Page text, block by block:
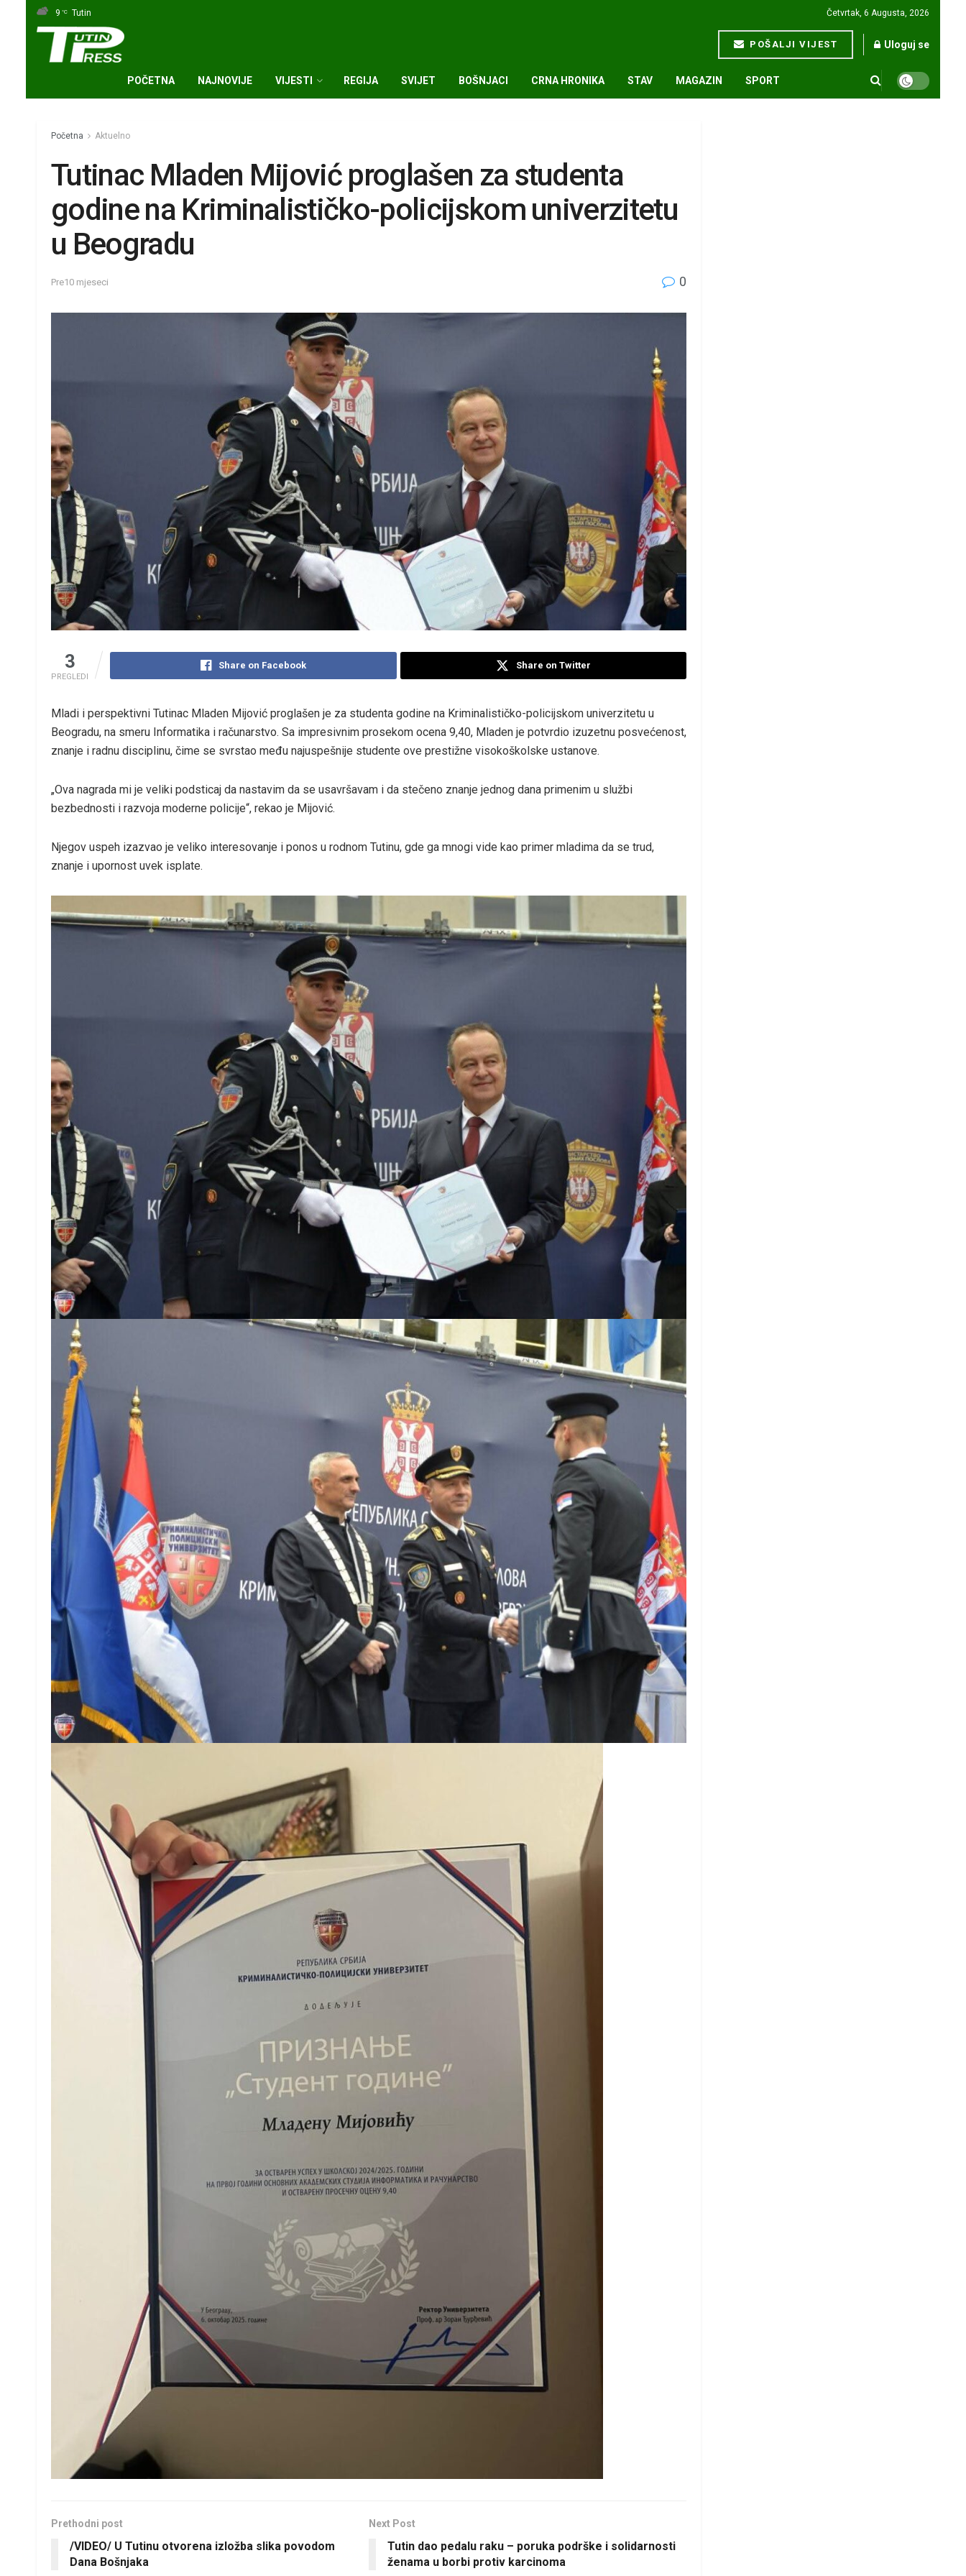
9 °C Tutin Četvrtak, 6 Augusta, 2026
POŠALJI VIJEST Uloguj se
POČETNA NAJNOVIJE VIJESTI REGIJA SVIJET BOŠNJACI CRNA HRONIKA STAV MAGAZIN SPORT
Početna Aktuelno
Tutinac Mladen Mijović proglašen za studenta
godine na Kriminalističko-policijskom univerzitetu
u Beogradu
Pre10 mjeseci 0
3
PREGLEDI
Share on Facebook Share on Twitter
Mladi i perspektivni Tutinac Mladen Mijović proglašen je za studenta godine na Kriminalističko-policijskom univerzitetu u
Beogradu, na smeru Informatika i računarstvo. Sa impresivnim prosekom ocena 9,40, Mladen je potvrdio izuzetnu posvećenost,
znanje i radnu disciplinu, čime se svrstao među najuspešnije studente ove prestižne visokoškolske ustanove.
„Ova nagrada mi je veliki podsticaj da nastavim da se usavršavam i da stečeno znanje jednog dana primenim u službi
bezbednosti i razvoja moderne policije“, rekao je Mijović.
Njegov uspeh izazvao je veliko interesovanje i ponos u rodnom Tutinu, gde ga mnogi vide kao primer mladima da se trud,
znanje i upornost uvek isplate.
Prethodni post
/VIDEO/ U Tutinu otvorena izložba slika povodom
Dana Bošnjaka
Next Post
Tutin dao pedalu raku – poruka podrške i solidarnosti
ženama u borbi protiv karcinoma